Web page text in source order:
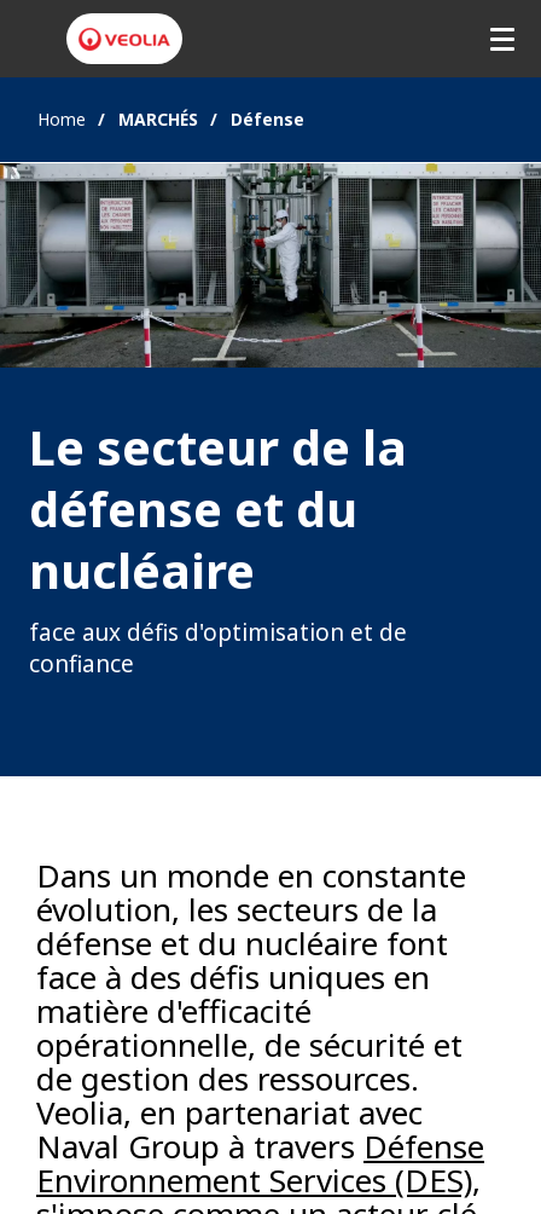
Home MARCHÉS Défense
Le secteur de la
défense et du
nucléaire
face aux défis d'optimisation et de
confiance
Dans un monde en constante
évolution, les secteurs de la
défense et du nucléaire font
face à des défis uniques en
matière d'efficacité
opérationnelle, de sécurité et
de gestion des ressources.
Veolia, en partenariat avec
Naval Group à travers Défense
Environnement Services (DES),